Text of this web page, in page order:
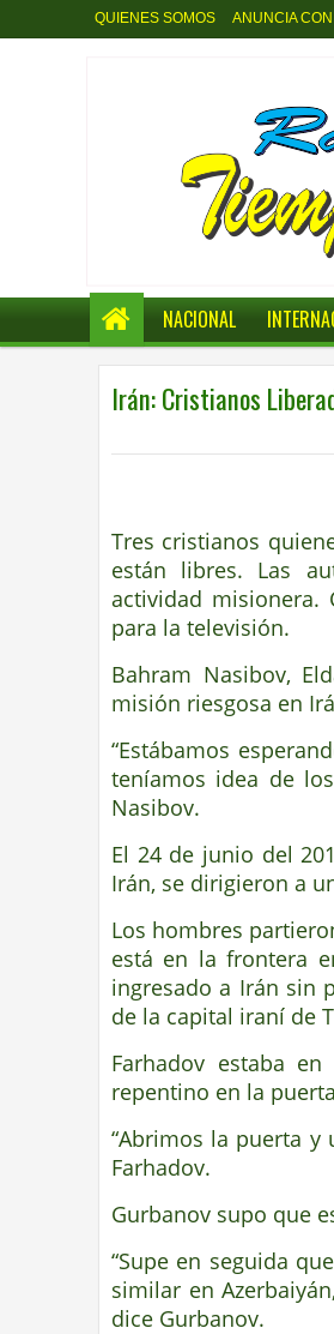
QUIENES SOMOS ANUNCIA
NACIONAL
Irán: Cristianos
Tres cristianos
están libres. Las
actividad misionera.
para la televisión.
Bahram Nasibov,
misión riesgosa en
“Estábamos
teníamos idea de
Nasibov.
El 24 de junio del
Irán, se dirigieron a
Los hombres
está en la frontera
ingresado a Irán sin
de la capital iraní de
Farhadov estaba
repentino en la
“Abrimos la puerta y
Farhadov.
Gurbanov supo que
“Supe en seguida
similar en
dice Gurbanov.